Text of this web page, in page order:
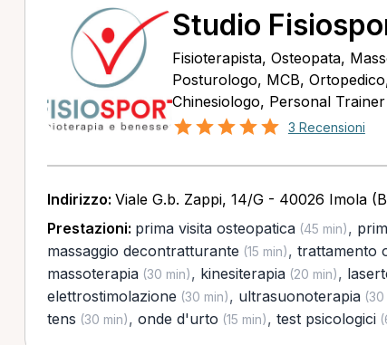
Studio
Fisioterapista, Osteopata,
Posturologo, MCB,
Chinesiologo, Personal Trainer
3 Recensioni
Indirizzo: Viale G.b. Zappi, 14/G - 40026 Imola
Prestazioni: prima visita osteopatica(45 min),
massaggio decontratturante (15 min), trattamento
massoterapia(30 min), kinesiterapia(20 min),
elettrostimolazione (30 min), ultrasuonoterapia(30
tens (30 min), onde d'urto (15 min), test psicologici